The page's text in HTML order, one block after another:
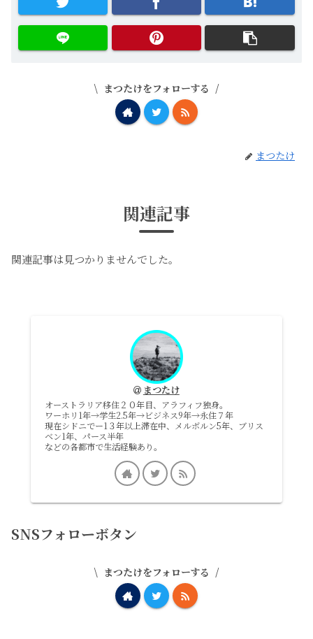
まつたけをフォローする
まつたけ
関連記事
関連記事は見つかりませんでした。
まつたけ
オーストラリア移住２０年目、アラフィフ独身。
ワーホリ1年→学生2.5年→ビジネス9年→永住７年
現在シドニでー1３年以上滞在中、メルボルン5年、ブリス
ベン1年、パース半年
などの各都市で生活経験あり。
SNSフォローボタン
まつたけをフォローする